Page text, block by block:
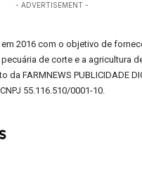
- ADVERTISEMENT -
em 2016 com o objetivo de
de corte e a agricultura
da FARMNEWS PUBLICIDADE
CNPJ 55.116.510/0001-10.